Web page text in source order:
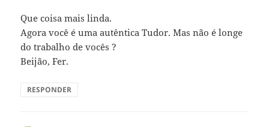
Que coisa mais linda.
Agora você é uma autêntica Tudor. Mas não é longe
do trabalho de vocês ?
Beijão, Fer.
RESPONDER